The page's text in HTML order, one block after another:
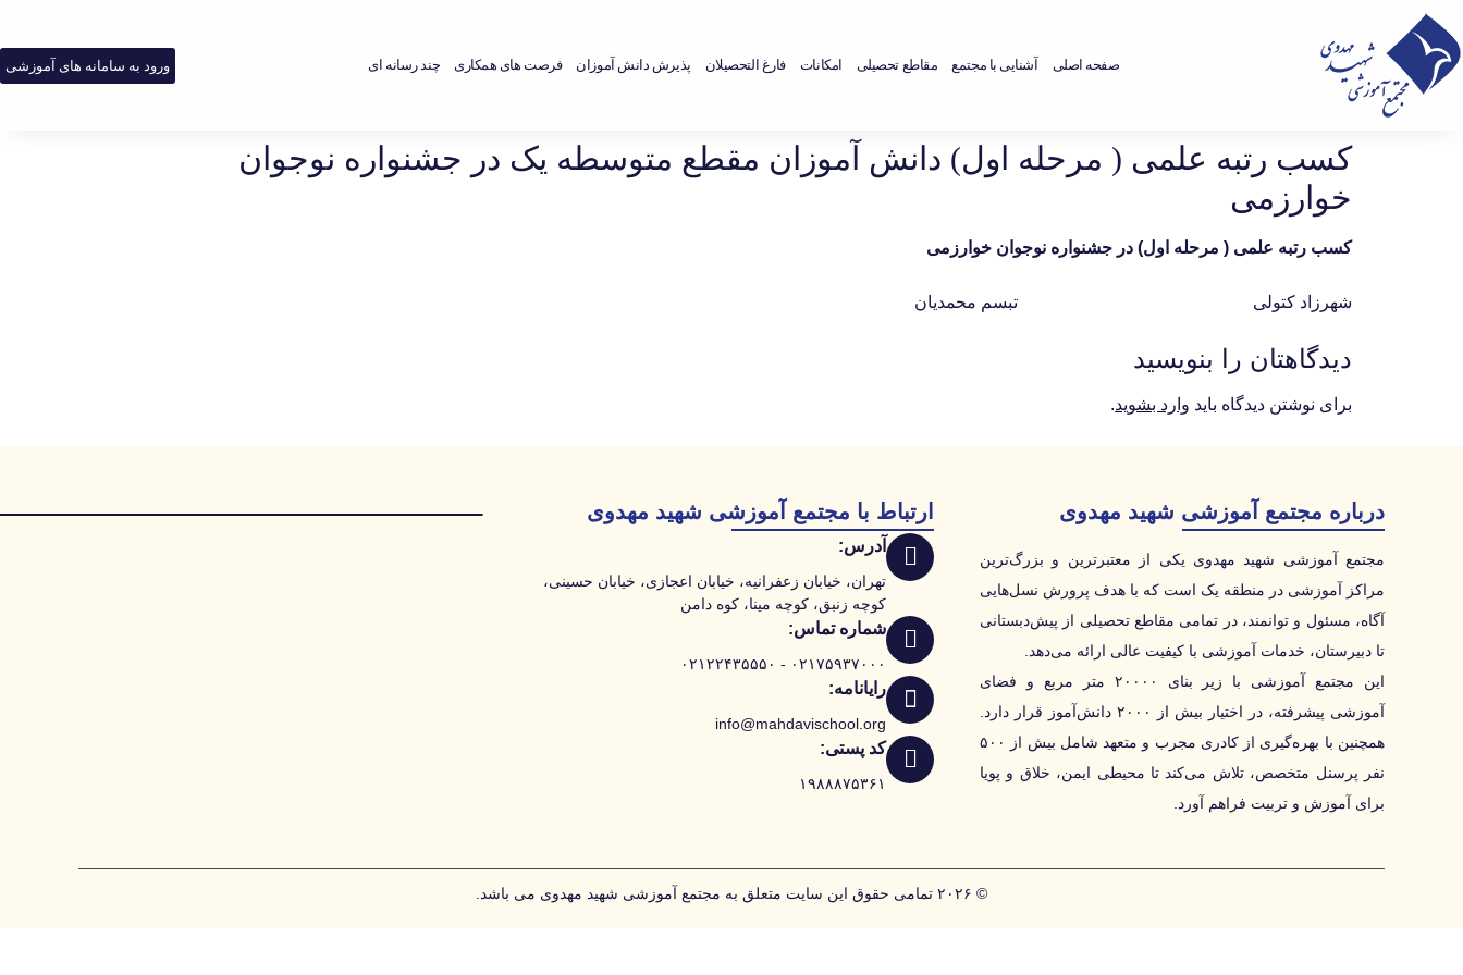
صفحه اصلی آشنایی با مجتمع مقاطع تحصیلی امکانات فارغ التحصیلان پذیرش دانش آموزان فرصت های همکاری چند رسانه ای ورود به سامانه های آموزشی
کسب رتبه علمی ( مرحله اول) دانش آموزان مقطع متوسطه یک در جشنواره نوجوان
خوارزمی
کسب رتبه علمی ( مرحله اول) در جشنواره نوجوان خوارزمی
شهرزاد کتولی تبسم محمدیان
دیدگاهتان را بنویسید
برای نوشتن دیدگاه باید وارد بشوید.
درباره مجتمع آموزشی شهید مهدوی
مجتمع آموزشی شهید مهدوی یکی از معتبرترین و بزرگ‌ترین
مراکز آموزشی در منطقه یک است که با هدف پرورش نسل‌هایی
آگاه، مسئول و توانمند، در تمامی مقاطع تحصیلی از پیش‌دبستانی
تا دبیرستان، خدمات آموزشی با کیفیت عالی ارائه می‌دهد.
این مجتمع آموزشی با زیر بنای ۲۰۰۰۰ متر مربع و فضای
آموزشی پیشرفته، در اختیار بیش از ۲۰۰۰ دانش‌آموز قرار دارد.
همچنین با بهره‌گیری از کادری مجرب و متعهد شامل بیش از ۵۰۰
نفر پرسنل متخصص، تلاش می‌کند تا محیطی ایمن، خلاق و پویا
برای آموزش و تربیت فراهم آورد.
ارتباط با مجتمع آموزشی شهید مهدوی
آدرس:
تهران، خیابان زعفرانیه، خیابان اعجازی، خیابان حسینی،
کوچه زنبق، کوچه مینا، کوه دامن
شماره تماس:
۰۲۱۷۵۹۳۷۰۰۰ - ۰۲۱۲۲۴۳۵۵۵۰
رایانامه:
info@mahdavischool.org
کد پستی:
۱۹۸۸۸۷۵۳۶۱
© ۲۰۲۶ تمامی حقوق این سایت متعلق به مجتمع آموزشی شهید مهدوی می باشد.